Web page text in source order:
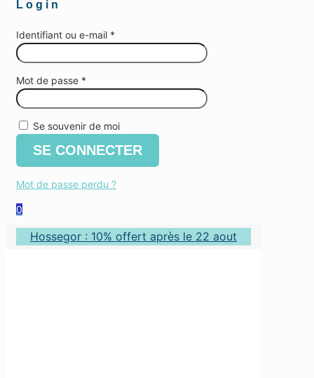
Login
Identifiant ou e-mail *
Mot de passe *
Se souvenir de moi
SE CONNECTER
Mot de passe perdu ?
0
Hossegor : 10% offert après le 22 aout